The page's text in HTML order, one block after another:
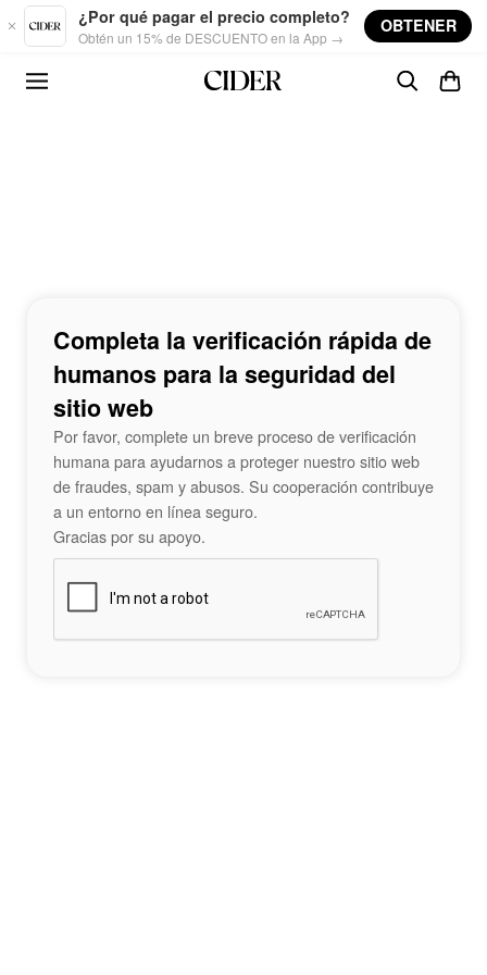
Skip to main content
¿Por qué pagar el precio completo?
Obtén un 15% de DESCUENTO en la App →
OBTENER
Completa la verificación rápida de
humanos para la seguridad del
sitio web
Por favor, complete un breve proceso de verificación
humana para ayudarnos a proteger nuestro sitio web
de fraudes, spam y abusos. Su cooperación contribuye
a un entorno en línea seguro.
Gracias por su apoyo.